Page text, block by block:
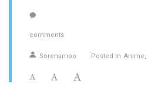
comments
Sorenamoo Posted in Anime